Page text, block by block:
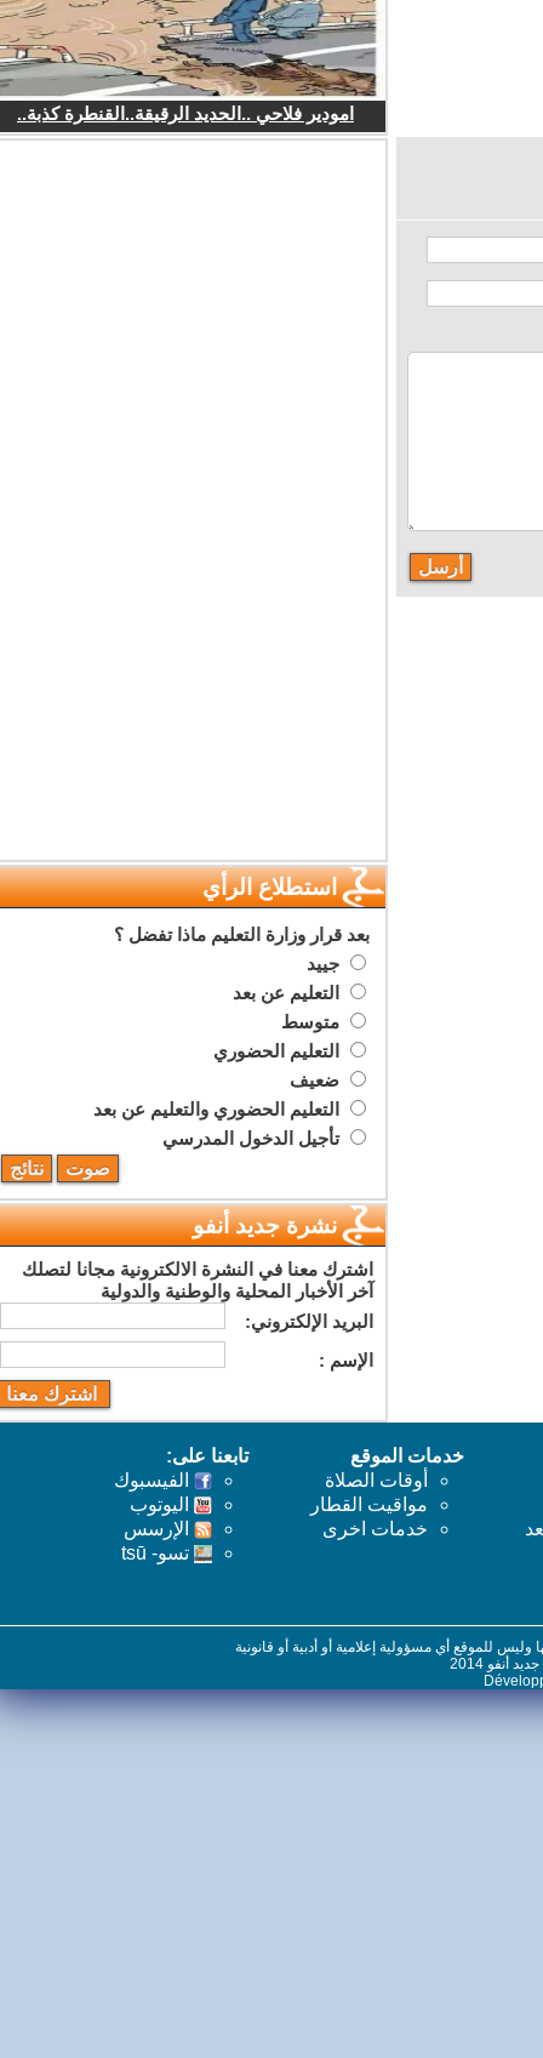
امودير فلاحي ..الحديد الرقيقة..القنطرة كذبة..
استطلاع الرأي
بعد قرار وزارة التعليم ماذا تفضل ؟
جييد
التعليم عن بعد
متوسط
التعليم الحضوري
ضعيف
التعليم الحضوري والتعليم عن بعد
تأجيل الدخول المدرسي
نشرة جديد أنفو
اشترك معنا في النشرة الالكترونية مجانا لتصلك
آخر الأخبار المحلية والوطنية والدولية
البريد اﻹلكتروني:
اﻹسم :
خدمات الموقع
أوقات الصلاة
مواقيت القطار
خدمات اخرى
تابعنا على:
الفيسبوك
اليوتوب
اﻹرسس
تسو- tsū
للموقع أي مسؤولية إعلامية أو أدبية أو قانونية
2014